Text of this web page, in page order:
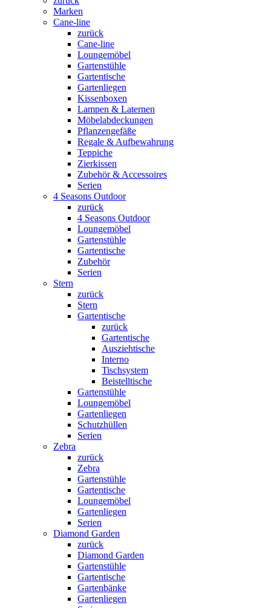
Marken
Cane-line
zurück
Cane-line
Loungemöbel
Gartenstühle
Gartentische
Gartenliegen
Kissenboxen
Lampen & Laternen
Möbelabdeckungen
Pflanzengefäße
Regale & Aufbewahrung
Teppiche
Zierkissen
Zubehör & Accessoires
Serien
4 Seasons Outdoor
zurück
4 Seasons Outdoor
Loungemöbel
Gartenstühle
Gartentische
Zubehör
Serien
Stern
zurück
Stern
Gartentische
zurück
Gartentische
Ausziehtische
Interno
Tischsystem
Beistelltische
Gartenstühle
Loungemöbel
Gartenliegen
Schutzhüllen
Serien
Zebra
zurück
Zebra
Gartenstühle
Gartentische
Loungemöbel
Gartenliegen
Serien
Diamond Garden
zurück
Diamond Garden
Gartenstühle
Gartentische
Gartenbänke
Gartenliegen